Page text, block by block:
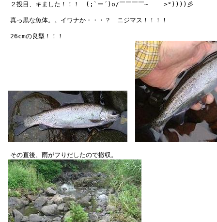
２投目、キました！！！　(;`ー´)o/￣￣￣￣~    >°))))彡
真っ黒な魚体。。イワナか・・・？　ニジマス！！！！
26cmの良型！！！
その直後、雨がフりだしたので撤収。